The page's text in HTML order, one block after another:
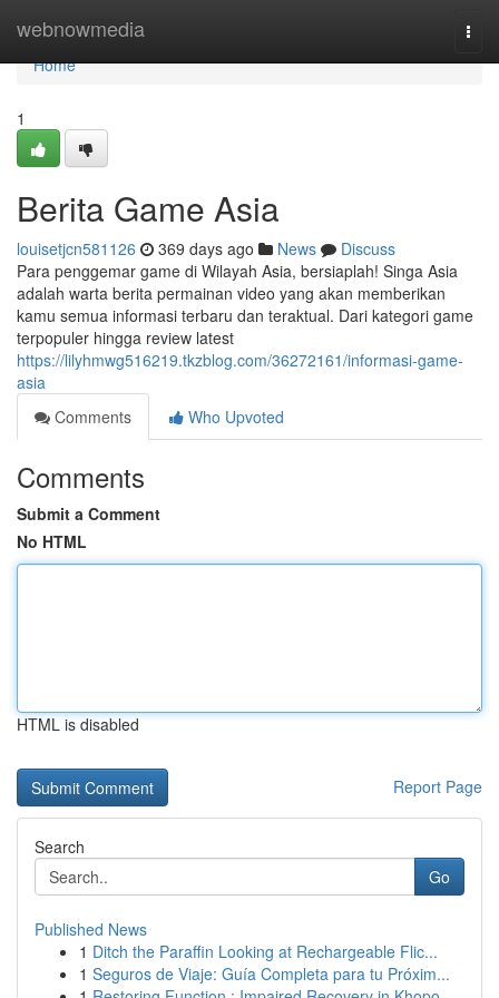
webnowmedia
Home
Home
1
Berita Game Asia
louisetjcn581126 369 days ago News
Discuss
Para penggemar game di Wilayah Asia, bersiaplah! Singa Asia
adalah warta berita permainan video yang akan memberikan
kamu semua informasi terbaru dan teraktual. Dari kategori game
terpopuler hingga review latest
https://lilyhmwg516219.tkzblog.com/36272161/informasi-game-
asia
Comments
Who Upvoted
Comments
Submit a Comment
No HTML
HTML is disabled
Report Page
Search
Go
Published News
1 Ditch the Paraffin Looking at Rechargeable Flic...
1 Seguros de Viaje: Guía Completa para tu Próxim...